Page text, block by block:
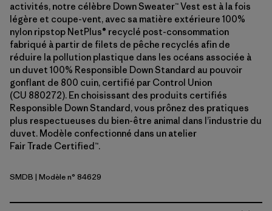
activités, notre célèbre Down Sweater™ Vest est à la fois
légère et coupe-vent, avec sa matière extérieure 100%
nylon ripstop NetPlus® recyclé post-consommation
fabriqué à partir de filets de pêche recyclés afin de
réduire la pollution plastique dans les océans associée à
un duvet 100% Responsible Down Standard au pouvoir
gonflant de 800 cuin, certifié par Control Union
(CU 880272). En choisissant des produits certifiés
Responsible Down Standard, vous prônez des pratiques
plus respectueuses du bien-être animal dans l’industrie du
duvet. Modèle confectionné dans un atelier
Fair Trade Certified™.
Smolder Blue
SMDB | Modèle n° 84629